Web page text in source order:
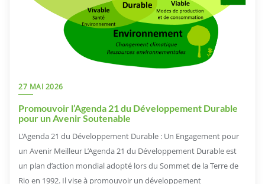
27 MAI 2026
Promouvoir l’Agenda 21 du Développement Durable
pour un Avenir Soutenable
L’Agenda 21 du Développement Durable : Un Engagement pour
un Avenir Meilleur L’Agenda 21 du Développement Durable est
un plan d’action mondial adopté lors du Sommet de la Terre de
Rio en 1992. Il vise à promouvoir un développement